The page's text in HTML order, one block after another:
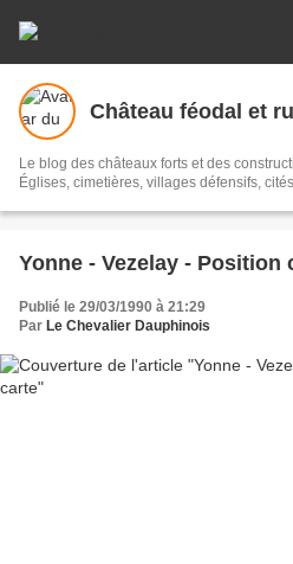
Château féodal et
Le blog des châteaux forts et des
Églises, cimetières, villages défensifs,
Yonne - Vezelay - Position
Publié le 29/03/1990 à 21:29
Par Le Chevalier Dauphinois